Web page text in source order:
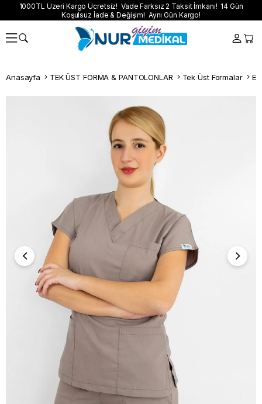
1000TL Üzeri Kargo Ücretsiz! Vade Farksız 2 Taksit İmkanı! 14 Gün
Koşulsuz İade & Değişim! Aynı Gün Kargo!
Anasayfa TEK ÜST FORMA & PANTOLONLAR Tek Üst Formalar